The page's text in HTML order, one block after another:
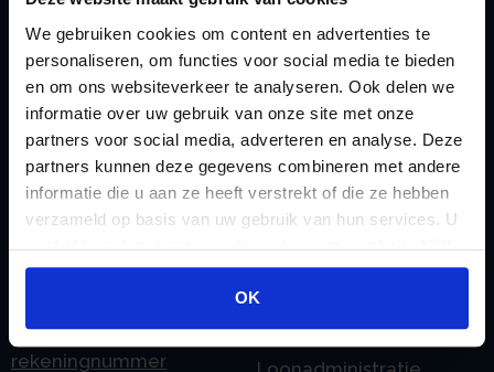
We gebruiken cookies om content en advertenties te
personaliseren, om functies voor social media te bieden
en om ons websiteverkeer te analyseren. Ook delen we
informatie over uw gebruik van onze site met onze
partners voor social media, adverteren en analyse. Deze
partners kunnen deze gegevens combineren met andere
informatie die u aan ze heeft verstrekt of die ze hebben
verzameld op basis van uw gebruik van hun services. U
gaat akkoord met onze cookies als u onze website blijft
gebruiken.
OK
Zoeken
Handige links
Afkoop Stamrecht
doorgeven
rekeningnummer
Jaarstukken opstellen
Lenen van de BV
Lijfrente BV
Liquidatie Pensioen BV